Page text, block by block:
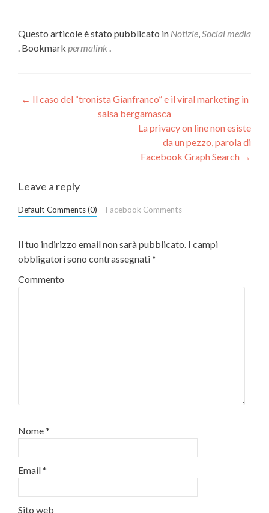
Questo articole è stato pubblicato in Notizie,Social media
. Bookmark permalink .
Navigazione
← Il caso del “tronista Gianfranco” e il viral marketing in
salsa bergamasca
La privacy on line non esiste
da un pezzo, parola di
Facebook Graph Search →
Leave a reply
Default Comments (0) Facebook Comments
Il tuo indirizzo email non sarà pubblicato. I campi
obbligatori sono contrassegnati*
Commento
Nome*
Email*
Sito web